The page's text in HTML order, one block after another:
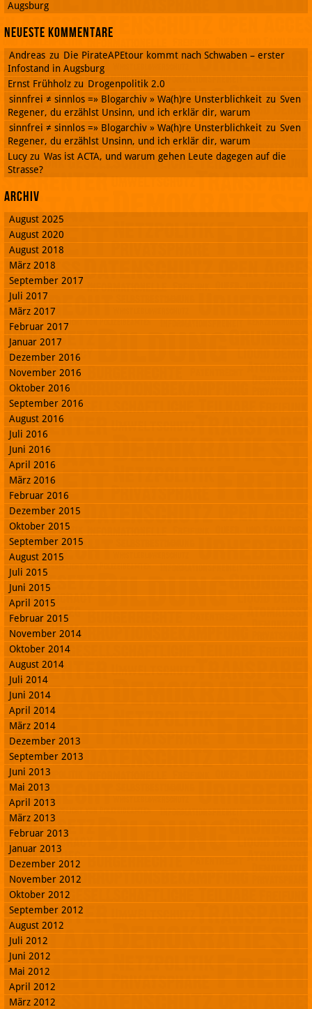
Augsburg
Neueste Kommentare
Andreas zu Die PirateAPEtour kommt nach Schwaben – erster
Infostand in Augsburg
Ernst Frühholz zu Drogenpolitik 2.0
sinnfrei ≠ sinnlos =» Blogarchiv » Wa(h)re Unsterblichkeit zu Sven
Regener, du erzählst Unsinn, und ich erklär dir, warum
sinnfrei ≠ sinnlos =» Blogarchiv » Wa(h)re Unsterblichkeit zu Sven
Regener, du erzählst Unsinn, und ich erklär dir, warum
Lucy zu Was ist ACTA, und warum gehen Leute dagegen auf die
Strasse?
Archiv
August 2025
August 2020
August 2018
März 2018
September 2017
Juli 2017
März 2017
Februar 2017
Januar 2017
Dezember 2016
November 2016
Oktober 2016
September 2016
August 2016
Juli 2016
Juni 2016
April 2016
März 2016
Februar 2016
Dezember 2015
Oktober 2015
September 2015
August 2015
Juli 2015
Juni 2015
April 2015
Februar 2015
November 2014
Oktober 2014
August 2014
Juli 2014
Juni 2014
April 2014
März 2014
Dezember 2013
September 2013
Juni 2013
Mai 2013
April 2013
März 2013
Februar 2013
Januar 2013
Dezember 2012
November 2012
Oktober 2012
September 2012
August 2012
Juli 2012
Juni 2012
Mai 2012
April 2012
März 2012